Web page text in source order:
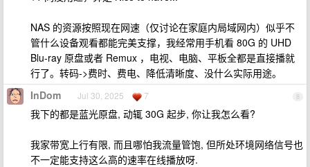
NAS 的资源按照现在网速（仅讨论在家庭内局域网内）似乎不
管什么设备观看都能完美支撑，我经常用手机看 80G 的 UHD
Blu-ray 原盘或者 Remux ，电视、电脑、平板全都是直接播就
行了。转码->费时、费电、降低清晰度、没什么实际用途。
8
InDom Jul 30, 2025 7
我下的都是蓝光原盘, 动辄 30G 起步, 你让我怎么看?
我家带宽上行有限, 而且哪怕我流量管饱, 但所处环境网络信号也
不一定能支持这么高的速率在线播放呀.